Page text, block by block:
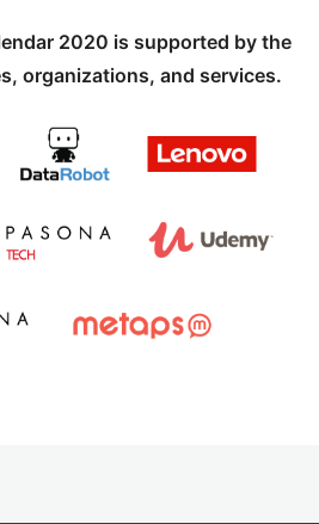
2020 is supported by the
organizations, and services.